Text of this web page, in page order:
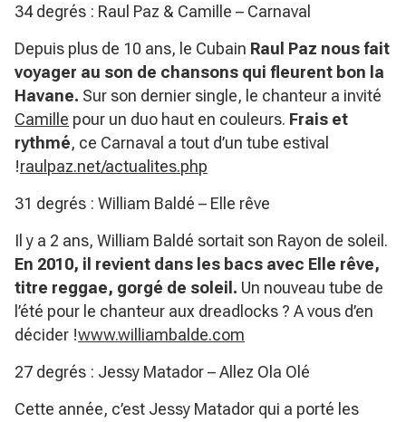
34 degrés : Raul Paz & Camille – Carnaval
Depuis plus de 10 ans, le Cubain Raul Paz nous fait
voyager au son de chansons qui fleurent bon la
Havane. Sur son dernier single, le chanteur a invité
Camille pour un duo haut en couleurs. Frais et
rythmé, ce Carnaval a tout d’un tube estival
!raulpaz.net/actualites.php
31 degrés : William Baldé – Elle rêve
Il y a 2 ans, William Baldé sortait son Rayon de soleil.
En 2010, il revient dans les bacs avec Elle rêve,
titre reggae, gorgé de soleil. Un nouveau tube de
l’été pour le chanteur aux dreadlocks ? A vous d’en
décider !www.williambalde.com
27 degrés : Jessy Matador – Allez Ola Olé
Cette année, c’est Jessy Matador qui a porté les